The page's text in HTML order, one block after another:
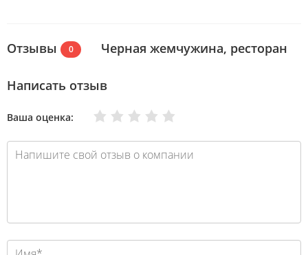
Отзывы 0 Черная жемчужина, ресторан
Написать отзыв
Ваша оценка: Отлично
Хорошо
Нормально
Плохо
Очень плохо